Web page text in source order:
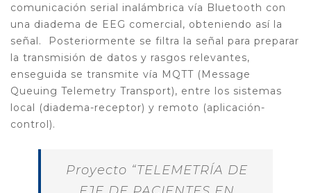
comunicación serial inalámbrica vía Bluetooth con
una diadema de EEG comercial, obteniendo así la
señal.
Posteriormente se filtra la señal para preparar
la transmisión de datos y rasgos relevantes,
enseguida se transmite vía MQTT (Message
Queuing Telemetry Transport), entre los sistemas
local (diadema-receptor) y remoto (aplicación-
control).
Proyecto “TELEMETRÍA DE